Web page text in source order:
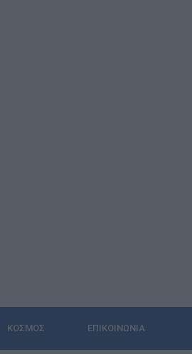
ΚΌΣΜΟΣ ΕΠΙΚΟΙΝΩΝΊΑ